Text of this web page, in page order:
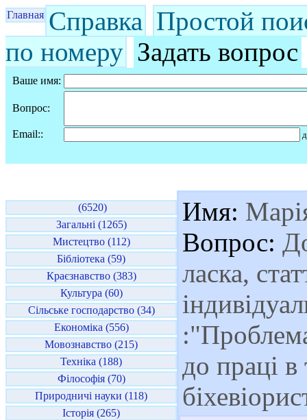
Главная Справка Простой
по номеру Задать вопрос
Ваше имя:
Вопрос:
Email::
(6520)
Загальні (1265)
Мистецтво (112)
Бібліотека (59)
Краєзнавство (383)
Культура (60)
Сільське господарство (34)
Економіка (556)
Мовознавство (215)
Техніка (188)
Філософія (70)
Природничі науки (118)
Історія (265)
Имя:
Вопрос:
ласка,
до праці в